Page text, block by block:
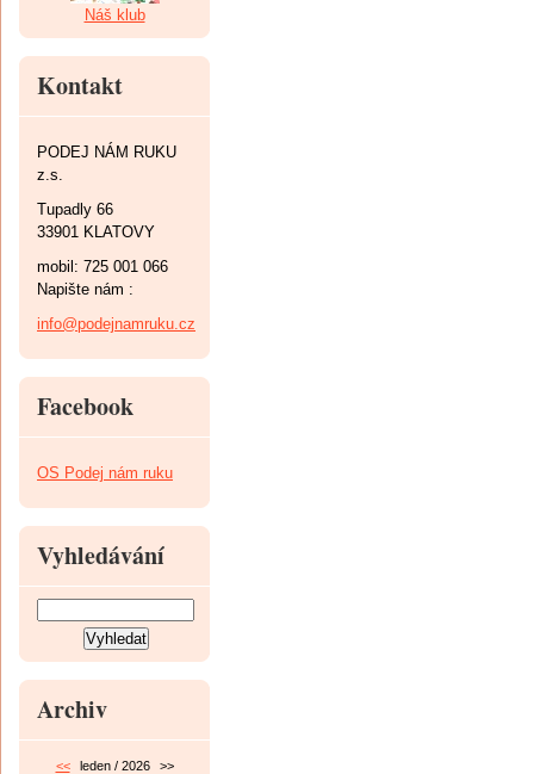
Náš klub
Kontakt
PODEJ NÁM RUKU
z.s.
Tupadly 66
33901 KLATOVY
mobil: 725 001 066
Napište nám :
info@podejnamruku.cz
Facebook
OS Podej nám ruku
Vyhledávání
Archiv
<< leden / 2026 >>